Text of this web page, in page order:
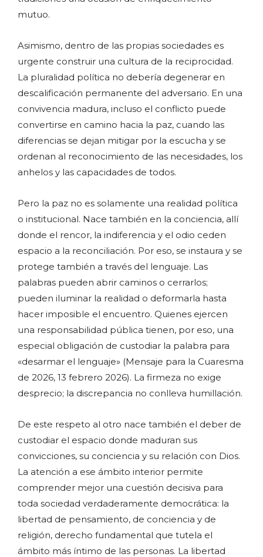
mutuo.
Asimismo, dentro de las propias sociedades es
urgente construir una cultura de la reciprocidad.
La pluralidad política no debería degenerar en
descalificación permanente del adversario. En una
convivencia madura, incluso el conflicto puede
convertirse en camino hacia la paz, cuando las
diferencias se dejan mitigar por la escucha y se
ordenan al reconocimiento de las necesidades, los
anhelos y las capacidades de todos.
Pero la paz no es solamente una realidad política
o institucional. Nace también en la conciencia, allí
donde el rencor, la indiferencia y el odio ceden
espacio a la reconciliación. Por eso, se instaura y se
protege también a través del lenguaje. Las
palabras pueden abrir caminos o cerrarlos;
pueden iluminar la realidad o deformarla hasta
hacer imposible el encuentro. Quienes ejercen
una responsabilidad pública tienen, por eso, una
especial obligación de custodiar la palabra para
«desarmar el lenguaje» (Mensaje para la Cuaresma
de 2026, 13 febrero 2026). La firmeza no exige
desprecio; la discrepancia no conlleva humillación.
De este respeto al otro nace también el deber de
custodiar el espacio donde maduran sus
convicciones, su conciencia y su relación con Dios.
La atención a ese ámbito interior permite
comprender mejor una cuestión decisiva para
toda sociedad verdaderamente democrática: la
libertad de pensamiento, de conciencia y de
religión, derecho fundamental que tutela el
ámbito más íntimo de las personas. La libertad